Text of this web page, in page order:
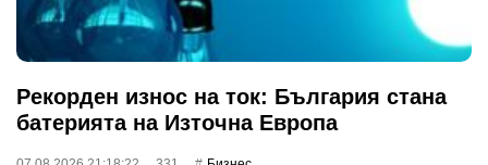
Рекорден износ на ток: България стана
батерията на Източна Европа